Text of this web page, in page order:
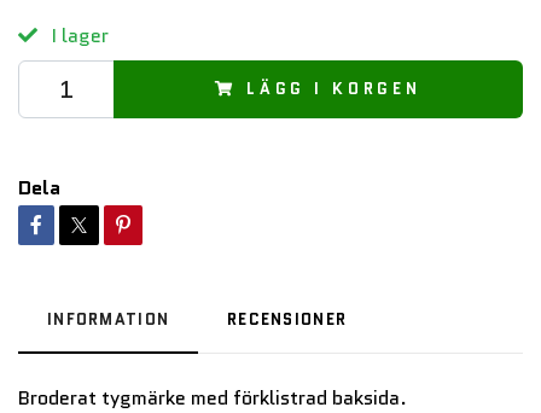
I lager
LÄGG I KORGEN
Dela
INFORMATION RECENSIONER
Broderat tygmärke med förklistrad baksida.